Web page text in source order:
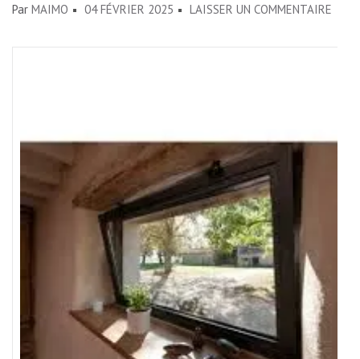
Par MAIMO 04 FÉVRIER 2025 LAISSER UN COMMENTAIRE